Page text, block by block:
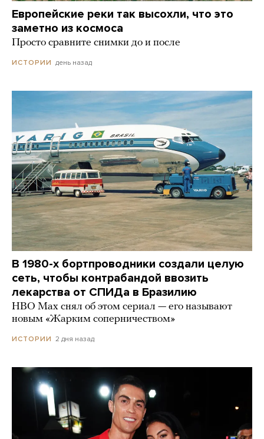
Европейские реки так высохли, что это
заметно из космоса
Просто сравните снимки до и после
ИСТОРИИ день назад
В 1980-х бортпроводники создали целую
сеть, чтобы контрабандой ввозить
лекарства от СПИДа в Бразилию
HBO Max снял об этом сериал — его называют
новым «Жарким соперничеством»
ИСТОРИИ 2 дня назад